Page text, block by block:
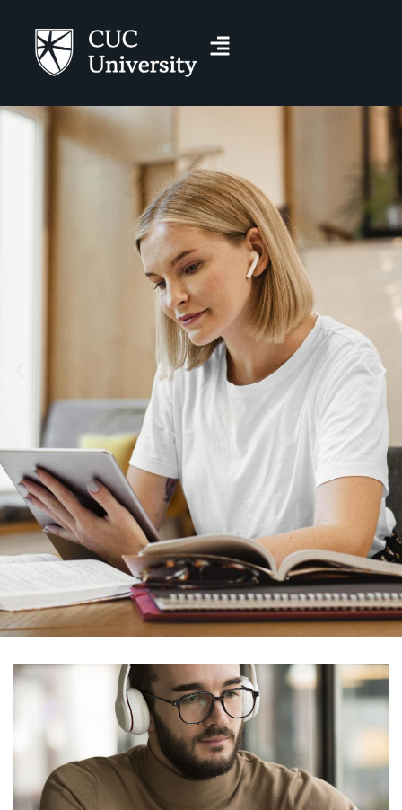
Explora lo mejor de
nuestra Biblioteca Digital
Miles de recursos
académicos, libros, revistas y
herramientas a tu alcance.